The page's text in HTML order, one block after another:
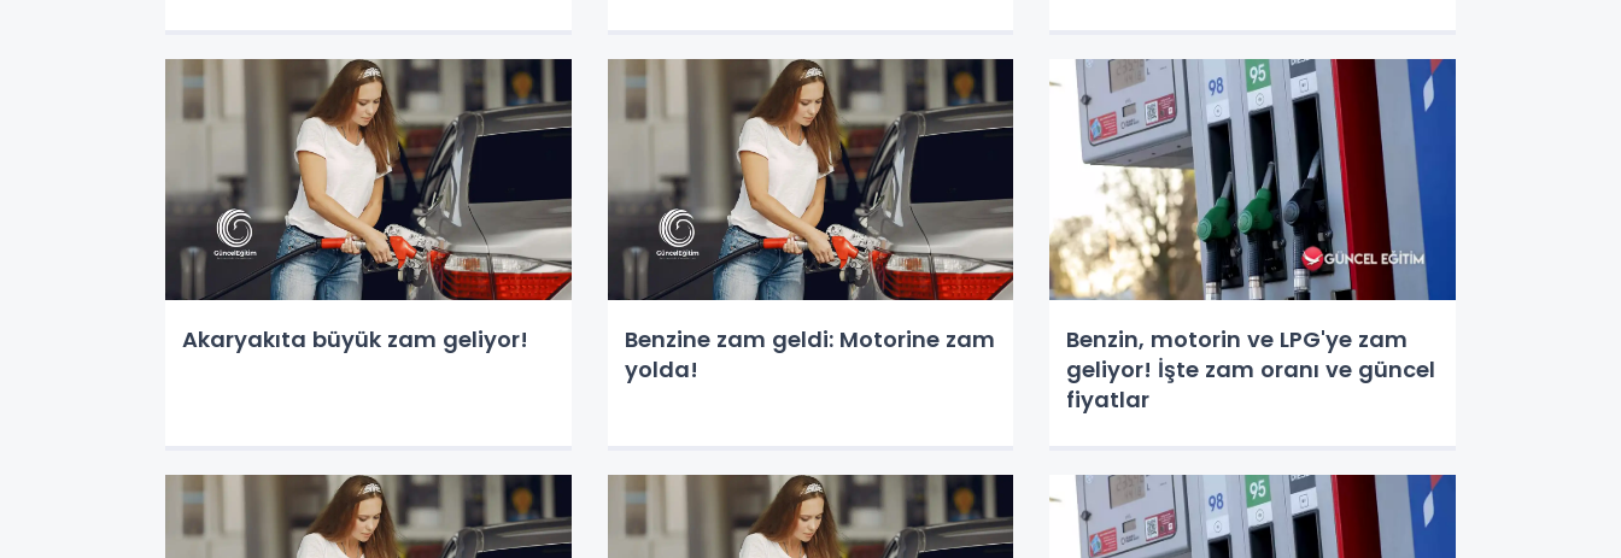
Akaryakıta büyük zam geliyor!
Benzine zam geldi: Motorine zam
yolda!
Benzin, motorin ve LPG'ye zam
geliyor! İşte zam oranı ve güncel
fiyatlar